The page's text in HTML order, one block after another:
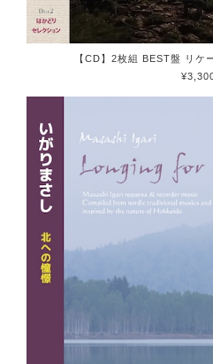
【CD】2枚組 BEST盤 リケ